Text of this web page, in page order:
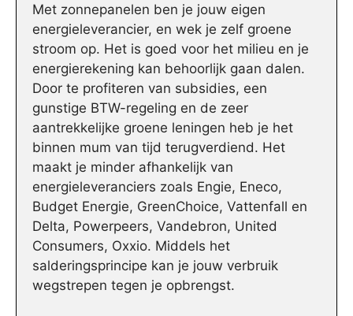
Met zonnepanelen ben je jouw eigen
energieleverancier, en wek je zelf groene
stroom op. Het is goed voor het milieu en je
energierekening kan behoorlijk gaan dalen.
Door te profiteren van subsidies, een
gunstige BTW-regeling en de zeer
aantrekkelijke groene leningen heb je het
binnen mum van tijd terugverdiend. Het
maakt je minder afhankelijk van
energieleveranciers zoals Engie, Eneco,
Budget Energie, GreenChoice, Vattenfall en
Delta, Powerpeers, Vandebron, United
Consumers, Oxxio. Middels het
salderingsprincipe kan je jouw verbruik
wegstrepen tegen je opbrengst.